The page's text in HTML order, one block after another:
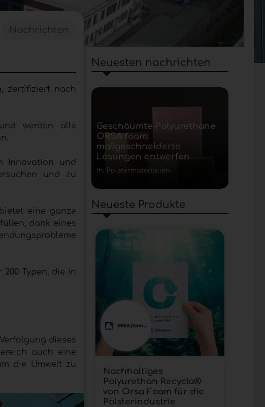
Nachrichten
zertifiziert nach
werden alle
I nnovation und
und zu
eine ganze
dank eines
200 Typen, die in
dieses
auch eine
die Umwelt zu
Neuesten nachrichten
Geschäumte Polyurethane
ORSA foam:
maßgeschneiderte
Lösungen entwerfen
In: Polstermaterialien
Neueste Produkte
Nachhaltiges
Polyurethan Recycla®
von Orsa Foam für die
Polsterindustrie